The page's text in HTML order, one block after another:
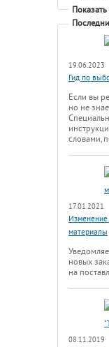
19.06.2023
Гид по
Если вы
но не
словами,
17.01.2021
материалы
новых
на
08.11.2019